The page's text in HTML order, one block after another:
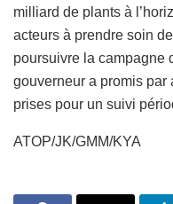
milliard de plants à
acteurs à prendre soin
poursuivre la campagne
gouverneur a promis
prises pour un suivi
ATOP/JK/GMM/KYA